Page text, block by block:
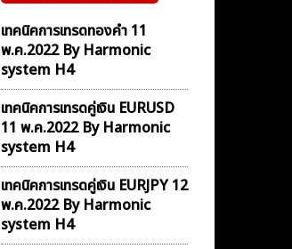
เทคนิคการเทรดทองคำ 11
พ.ค.2022 By Harmonic
system H4
เทคนิคการเทรดคู่เงิน EURUSD
11 พ.ค.2022 By Harmonic
system H4
เทคนิคการเทรดคู่เงิน EURJPY 12
พ.ค.2022 By Harmonic
system H4